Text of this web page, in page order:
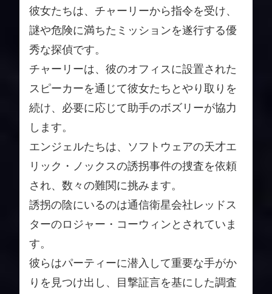
彼女たちは、チャーリーから指令を受け、
謎や危険に満ちたミッションを遂行する優
秀な探偵です。
チャーリーは、彼のオフィスに設置された
スピーカーを通じて彼女たちとやり取りを
続け、必要に応じて助手のボズリーが協力
します。
エンジェルたちは、ソフトウェアの天才エ
リック・ノックスの誘拐事件の捜査を依頼
され、数々の難関に挑みます。
誘拐の陰にいるのは通信衛星会社レッドス
ターのロジャー・コーウィンとされていま
す。
彼らはパーティーに潜入して重要な手がか
りを見つけ出し、目撃証言を基にした調査